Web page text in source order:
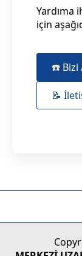
Yardıma
için
☎️ Bizi
📝